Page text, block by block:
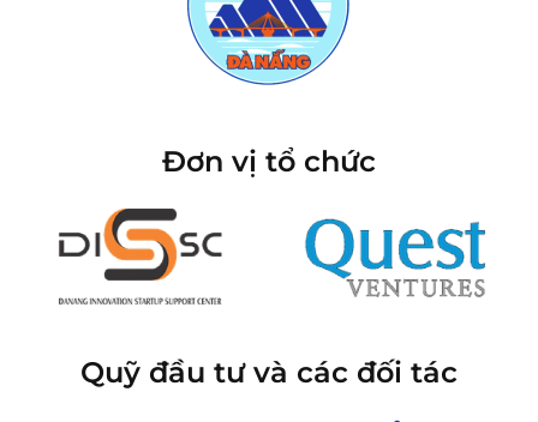
Đơn vị tổ chức
Quỹ đầu tư và các đối tác